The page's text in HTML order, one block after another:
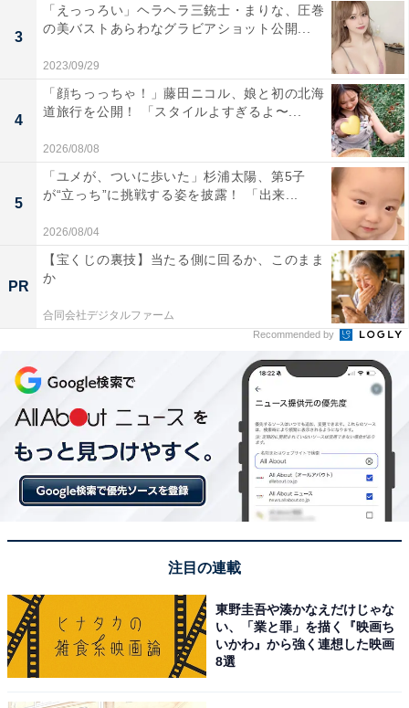
3
「えっっろい」ヘラヘラ三銃士・まりな、圧巻
の美バストあらわなグラビアショット公開...
2023/09/29
4
「顔ちっっちゃ！」藤田ニコル、娘と初の北海
道旅行を公開！ 「スタイルよすぎるよ〜...
2026/08/08
5
「ユメが、ついに歩いた」杉浦太陽、第5子
が“立っち”に挑戦する姿を披露！ 「出来...
2026/08/04
PR
【宝くじの裏技】当たる側に回るか、このまま
か
合同会社デジタルファーム
Recommended by
注目の連載
東野圭吾や湊かなえだけじゃな
い、「業と罪」を描く『映画ち
いかわ』から強く連想した映画
8選